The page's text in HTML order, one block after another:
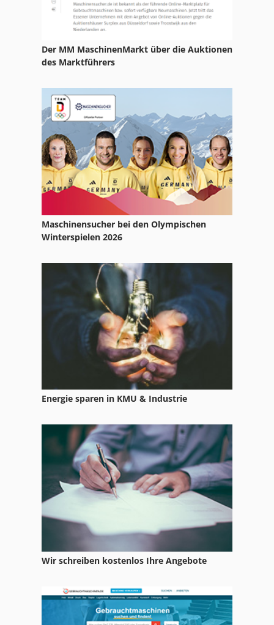
Massivholz
Plattenwender
Stehende Plattensäge
Trennscheibe
Zeppelin Kettenbagger
Der MM MaschinenMarkt über die Auktionen
des Marktführers
Maschinensucher bei den Olympischen
Winterspielen 2026
Energie sparen in KMU & Industrie
Wir schreiben kostenlos Ihre Angebote